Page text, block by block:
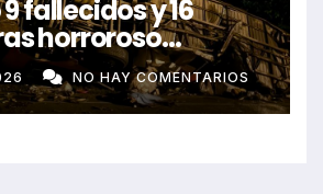
fallecidos y 16
horroroso
bus Real Chancas
contra vivienda
NO HAY COMENTARIOS